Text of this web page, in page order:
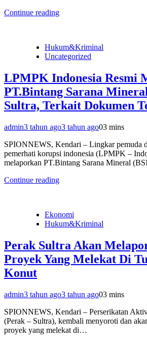
Continue reading
Hukum&Kriminal
Uncategorized
LPMPK Indonesia Resmi
PT.Bintang Sarana
Sultra, Terkait Dokumen
admin3 tahun ago3 tahun ago03 mins
SPIONNEWS, Kendari – Lingkar pemuda
pemerhati korupsi indonesia (LPMPK –
melaporkan PT.Bintang Sarana Mineral
Continue reading
Ekonomi
Hukum&Kriminal
Perak Sultra Akan
Proyek Yang Melekat Di
Konut
admin3 tahun ago3 tahun ago03 mins
SPIONNEWS, Kendari – Perserikatan
(Perak – Sultra), kembali menyoroti dan
proyek yang melekat di…